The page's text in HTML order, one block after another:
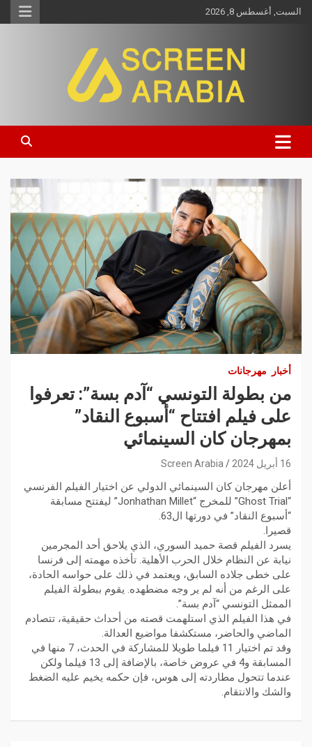
السبت, أغسطس 8, 2026
Screen Arabia
أخبار مهرجانات
من بطولة التونسي “آدم بسة”: تعرفوا
على فيلم افتتاح “أسبوع النقاد”
بمهرجان كان السينمائي
16 أبريل 2024 Screen Arabia
أعلن مهرجان كان السينمائي الدولي عن اختيار الفيلم الفرنسي
“Ghost Trial” للمخرج “Jonhathan Millet” ليفتتح مسابقة
“أسبوع النقاد” في دورتها ال63.
قصيرا.
يسرد الفيلم قصة حميد السوري، الذي يلاحق أحد المجرمين
نيابة عن النظام خلال الحرب الأهلية. تأخذه مهمته إلى فرنسا
على خطى جلاده السابق، ويعتمد في ذلك على حواسه الحادة،
على الرغم من أنه لم ير وجه مضطهده. يقوم ببطولة الفيلم
الممثل التونسي “آدم بسة”.
في هذا الفيلم الذي استلهمت قصته من أحداث حقيقية، تتصادم
الماضي والحاضر، مستكشفا مواضيع العدالة.
وقد تم اختيار 11 فيلما طويلا للمشاركة في الحدث، 7 منها في
المسابقة و4 في عروض خاصة، بالإضافة إلى 13 فيلما ولكن
عندما تتحول مطاردته إلى هوس، فإن حكمه يخيم عليه الضغط
والشك والانتقام.